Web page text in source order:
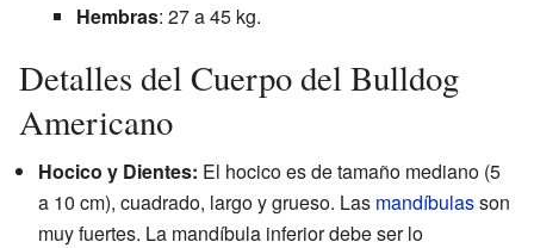
Hembras: 27 a 45 kg.
Detalles del Cuerpo del Bulldog
Americano
Hocico y Dientes: El hocico es de tamaño mediano (5
a 10 cm), cuadrado, largo y grueso. Las mandíbulasson
muy fuertes. La mandíbula inferior debe ser lo